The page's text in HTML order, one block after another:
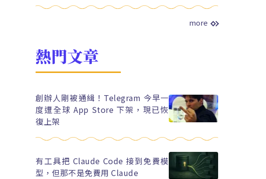
more
熱門文章
創辦人剛被通緝！Telegram 今早一
度遭全球 App Store 下架，現已恢
復上架
有工具把 Claude Code 接到免費模
型，但那不是免費用 Claude